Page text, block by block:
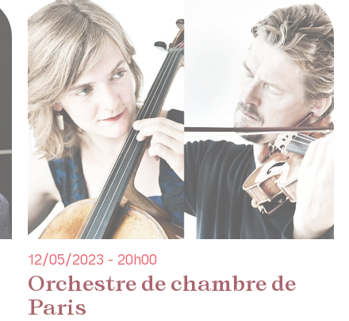
Orchestre de chambre de
Paris
12/05/2023 - 20h00